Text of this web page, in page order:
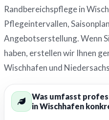
Randbereichspflege in
Pflegeintervallen,
Angebotserstellung. Wenn
haben, erstellen wir Ihnen
Wischhafen und
Was umfasst
in Wischhafen